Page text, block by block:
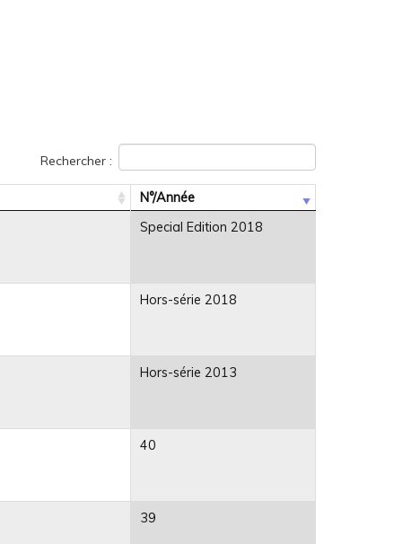
Rechercher :
N°/Année
Special Edition 2018
Hors-série 2018
Hors-série 2013
40
39